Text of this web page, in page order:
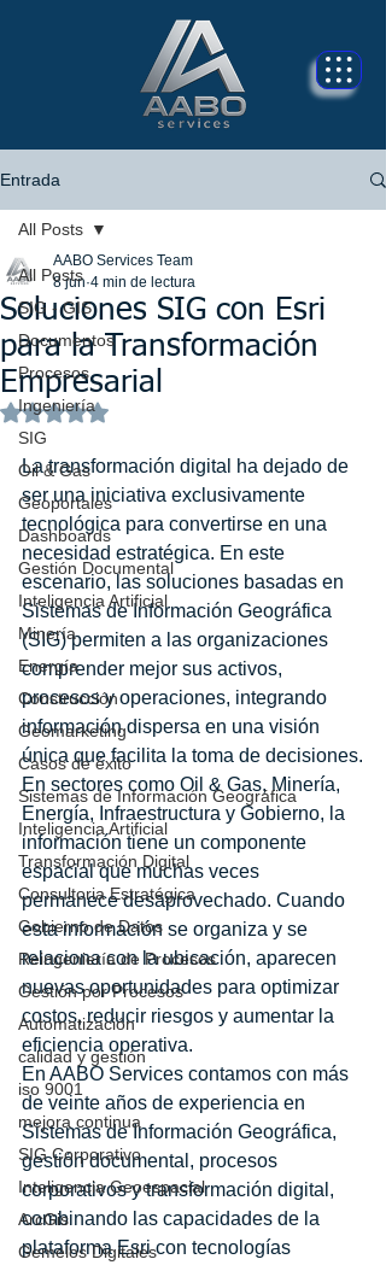
Entrada
All Posts
SIG - GIS
Documentos
Procesos
Ingeniería
SIG
Oil & Gas
Geoportales
Dashboards
Gestión Documental
Inteligencia Artificial
Minería
Energía
Construcción
Geomarketing
Casos de éxito
Sistemas de Información Geográfica
Inteligencia Artificial
Transformación Digital
Consultoria Estratégica
Gobierno de Datos
Reingeniería de Procesos
Gestión por Procesos
Automatización
calidad y gestión
iso 9001
mejora continua
SIG Corporativo
Inteligencia Geoespacial
ArcGis
Gemelos Digitales
All Posts
Soluciones SIG con Esri
para la Transformación
Empresarial
AABO Services Team
8 jun 4 min de lectura
Obtuvo NaN de 5 estrellas.
La transformación digital ha dejado de
ser una iniciativa exclusivamente
tecnológica para convertirse en una
necesidad estratégica. En este
escenario, las soluciones basadas en
Sistemas de Información Geográfica
(SIG) permiten a las organizaciones
comprender mejor sus activos,
procesos y operaciones, integrando
información dispersa en una visión
única que facilita la toma de decisiones.
En sectores como Oil & Gas, Minería,
Energía, Infraestructura y Gobierno, la
información tiene un componente
espacial que muchas veces
permanece desaprovechado. Cuando
esta información se organiza y se
relaciona con la ubicación, aparecen
nuevas oportunidades para optimizar
costos, reducir riesgos y aumentar la
eficiencia operativa.
En AABO Services contamos con más
de veinte años de experiencia en
Sistemas de Información Geográfica,
gestión documental, procesos
corporativos y transformación digital,
combinando las capacidades de la
plataforma Esri con tecnologías